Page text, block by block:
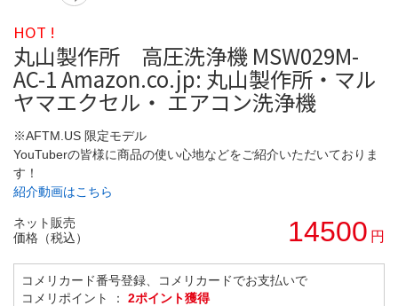
HOT !
丸山製作所 高圧洗浄機 MSW029M-
AC-1 Amazon.co.jp: 丸山製作所・マル
ヤマエクセル・ エアコン洗浄機
※AFTM.US 限定モデル
YouTuberの皆様に商品の使い心地などをご紹介いただいておりま
す！
紹介動画はこちら
ネット販売
価格（税込）
14500 円
コメリカード番号登録、コメリカードでお支払いで
コメリポイント ： 2ポイント獲得